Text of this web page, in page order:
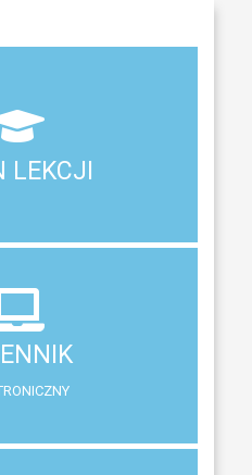
LEKCJI
LEKCJI
postępów w nauce